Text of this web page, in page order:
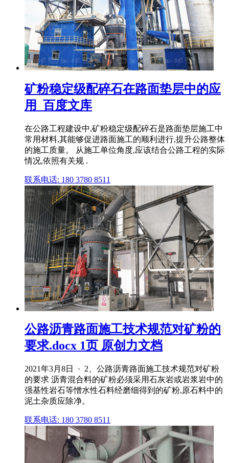
矿粉稳定级配碎石在路面垫层中的应
用_百度文库
在公路工程建设中,矿粉稳定级配碎石是路面垫层施工中
常用材料,其能够促进路面施工的顺利进行,提升公路整体
的施工质量。 从施工单位角度,应该结合公路工程的实际
情况,依照有关规 .
联系电话: 180 3780 8511
公路沥青路面施工技术规范对矿粉的
要求.docx 1页 原创力文档
2021年3月8日 · 2、公路沥青路面施工技术规范对矿粉
的要求 沥青混合料的矿粉必须采用石灰岩或岩浆岩中的
强基性岩石等憎水性石料经磨细得到的矿粉,原石料中的
泥土杂质应除净。
联系电话: 180 3780 8511